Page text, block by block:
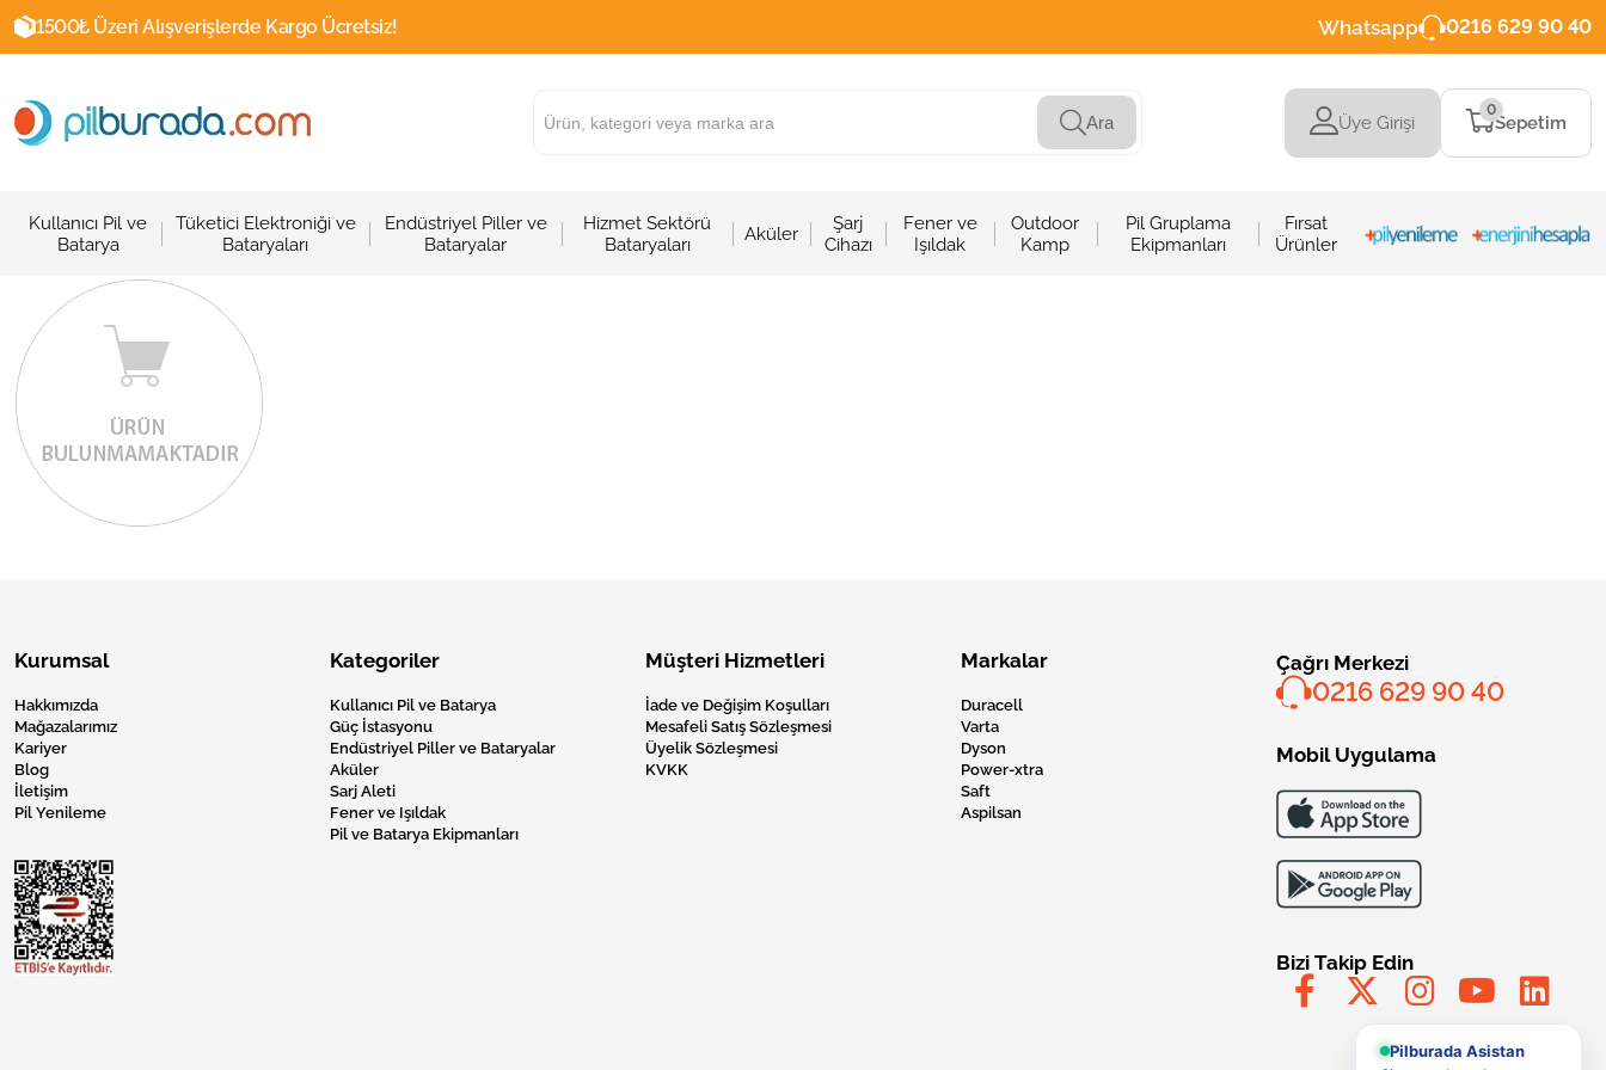
1500₺ Üzeri Alışverişlerde Kargo Ücretsiz! Whatsapp 0216 629 90 40
Ara Üye Girişi Sepetim
0
Kullanıcı Pil ve
Batarya
Tüketici Elektroniği ve
Bataryaları
Endüstriyel Piller ve
Bataryalar
Hizmet Sektörü
Bataryaları
Aküler
Şarj
Cihazı
Fener ve
Işıldak
Outdoor
Kamp
Pil Gruplama
Ekipmanları
Fırsat
Ürünler
Kurumsal
Hakkımızda
Mağazalarımız
Kariyer
Blog
İletişim
Pil Yenileme
Kategoriler
Kullanıcı Pil ve Batarya
Güç İstasyonu
Endüstriyel Piller ve Bataryalar
Aküler
Sarj Aleti
Fener ve Işıldak
Pil ve Batarya Ekipmanları
Müşteri Hizmetleri
İade ve Değişim Koşulları
Mesafeli Satış Sözleşmesi
Üyelik Sözleşmesi
KVKK
Markalar
Duracell
Varta
Dyson
Power-xtra
Saft
Aspilsan
Çağrı Merkezi
0216 629 90 40
Mobil Uygulama
Bizi Takip Edin
Pilburada Asistan